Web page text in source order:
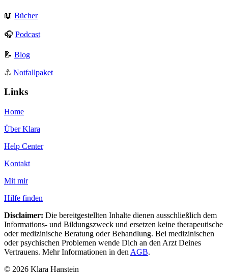
📖 Bücher
🎧 Podcast
📝 Blog
⚓️ Notfallpaket
Links
Home
Über Klara
Help Center
Kontakt
Mit mir
Hilfe finden
Disclaimer: Die bereitgestellten Inhalte dienen ausschließlich dem
Informations- und Bildungszweck und ersetzen keine therapeutische
oder medizinische Beratung oder Behandlung. Bei medizinischen
oder psychischen Problemen wende Dich an den Arzt Deines
Vertrauens. Mehr Informationen in den AGB.
© 2026 Klara Hanstein